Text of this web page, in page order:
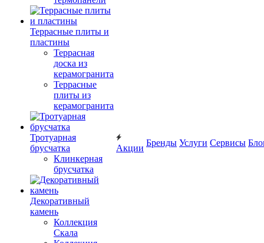
Террасные плиты и
пластины
Террасная
доска из
керамогранита
Террасные
плиты из
керамогранита
Тротуарная
брусчатка
Клинкерная
брусчатка
Декоративный
камень
Коллекция
Скала
Акции
Бренды Услуги Сервисы